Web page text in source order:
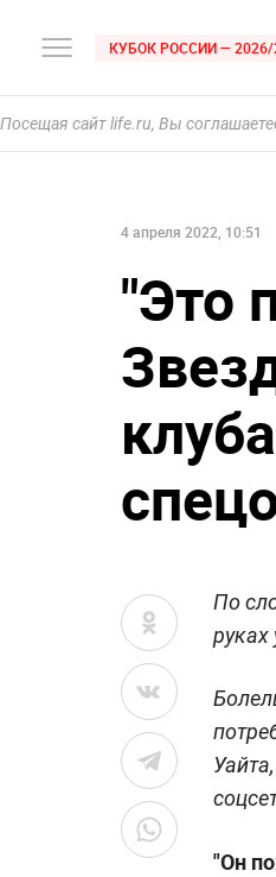
КУБОК РОССИИ — 2026/
Посещая сайт life.ru, Вы
4 апреля 2022, 10:51
"Это
По
"Он